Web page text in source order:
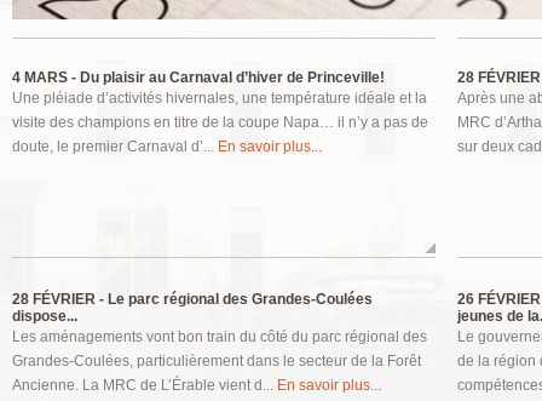
4 MARS - Du plaisir au Carnaval d’hiver de Princeville!
Une pléiade d’activités hivernales, une température idéale et la
visite des champions en titre de la coupe Napa… il n’y a pas de
doute, le premier Carnaval d’... En savoir plus...
28
Après une
MRC
sur deux
28 FÉVRIER - Le parc régional des Grandes-Coulées
dispose...
Les aménagements vont bon train du côté du parc régional des
Grandes-Coulées, particulièrement dans le secteur de la Forêt
Ancienne. La MRC de L’Érable vient d... En savoir plus...
26
jeunes de
Le
de la région
Pages